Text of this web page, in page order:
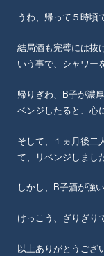
うわ、帰って５時頃
結局酒も完璧には抜
いう事で、シャワー
帰りぎわ、B子が濃
ベンジしたると、心
そして、１ヵ月後二
て、リベンジしまし
しかし、B子酒が強い
けっこう、ぎりぎり
以上ありがとうござ